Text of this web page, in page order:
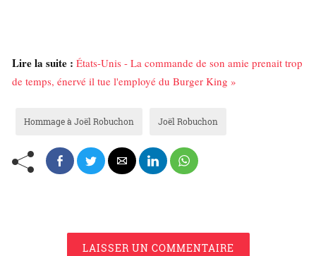
Lire la suite : États-Unis - La commande de son amie prenait trop
de temps, énervé il tue l'employé du Burger King »
Hommage à Joël Robuchon Joël Robuchon
LAISSER UN COMMENTAIRE